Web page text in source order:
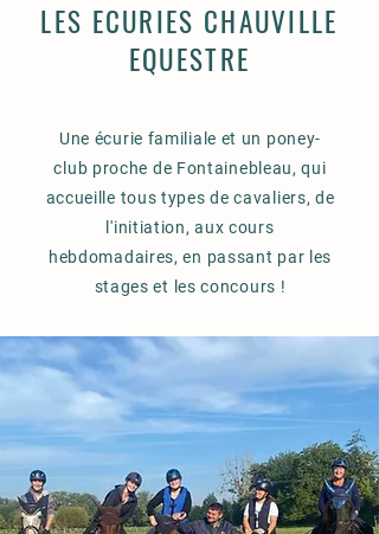
LES ECURIES CHAUVILLE
EQUESTRE
Une écurie familiale et un poney-
club proche de Fontainebleau, qui
accueille tous types de cavaliers, de
l'initiation, aux cours
hebdomadaires, en passant par les
stages et les concours !